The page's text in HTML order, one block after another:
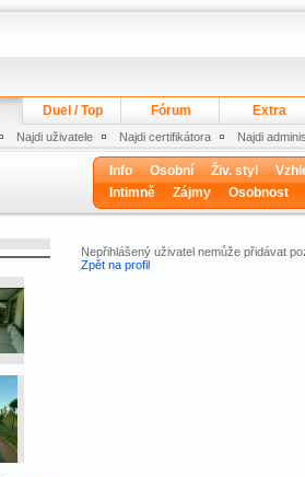
Duel / Top Fórum Extra
Najdi uživatele Najdi certifikátora Najdi
Info Osobní Živ. styl
Intimně
Zájmy Osobnost
Nepřihlášený uživatel nemůže přidávat
Zpět na profil